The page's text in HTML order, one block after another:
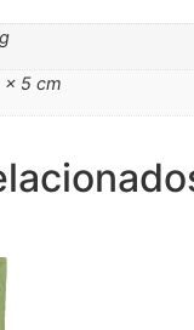
× 5 cm